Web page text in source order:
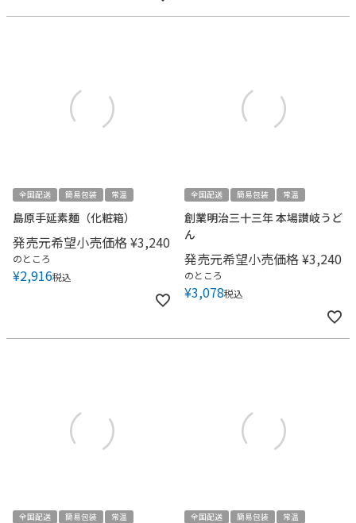
全国配送 簡易包装 常温
島原手延素麺（化粧箱）
発売元希望小売価格¥3,240
のところ
¥2,916税込
全国配送 簡易包装 常温
創業明治三十三年 本場讃岐うど
ん
発売元希望小売価格¥3,240
のところ
¥3,078税込
全国配送 簡易包装 常温 全国配送 簡易包装 常温